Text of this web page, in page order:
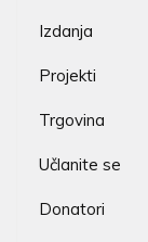
Izdanja
Projekti
Trgovina
Učlanite se
Donatori